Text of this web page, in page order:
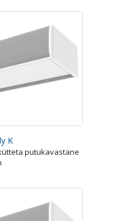
K
putukavastane